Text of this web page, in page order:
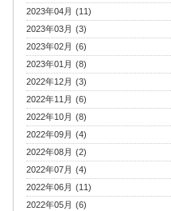
2023年04月 (11)
2023年03月 (3)
2023年02月 (6)
2023年01月 (8)
2022年12月 (3)
2022年11月 (6)
2022年10月 (8)
2022年09月 (4)
2022年08月 (2)
2022年07月 (4)
2022年06月 (11)
2022年05月 (6)